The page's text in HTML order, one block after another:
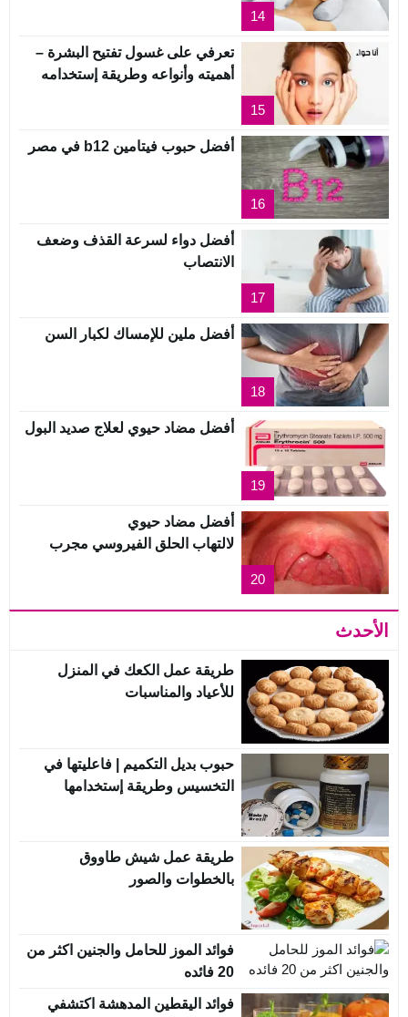
14
15
تعرفي على غسول تفتيح البشرة –
أهميته وأنواعه وطريقة إستخدامه
16
أفضل حبوب فيتامين b12 في مصر
17
أفضل دواء لسرعة القذف وضعف
الانتصاب
18
أفضل ملين للإمساك لكبار السن
19
أفضل مضاد حيوي لعلاج صديد البول
20
أفضل مضاد حيوي
لالتهاب الحلق الفيروسي مجرب
الأحدث
طريقة عمل الكعك في المنزل
للأعياد والمناسبات
حبوب بديل التكميم | فاعليتها في
التخسيس وطريقة إستخدامها
طريقة عمل شيش طاووق
بالخطوات والصور
فوائد الموز للحامل والجنين اكثر من
20 فائده
فوائد اليقطين المدهشة اكتشفي